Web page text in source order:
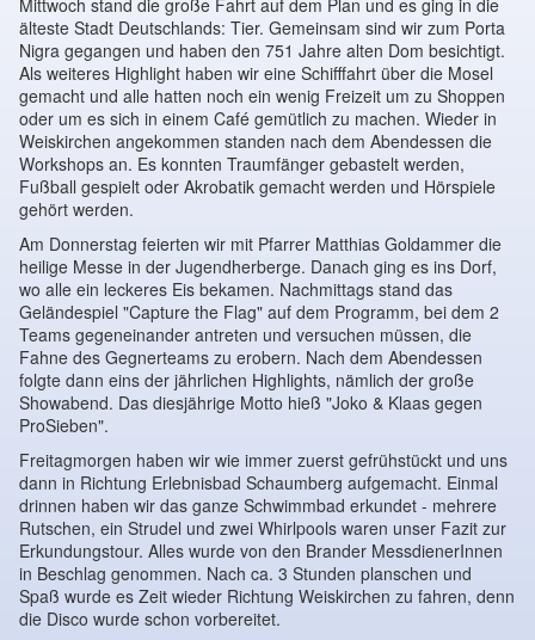
Mittwoch stand die große Fahrt auf dem Plan und es ging in die
älteste Stadt Deutschlands: Tier. Gemeinsam sind wir zum Porta
Nigra gegangen und haben den 751 Jahre alten Dom besichtigt.
Als weiteres Highlight haben wir eine Schifffahrt über die Mosel
gemacht und alle hatten noch ein wenig Freizeit um zu Shoppen
oder um es sich in einem Café gemütlich zu machen. Wieder in
Weiskirchen angekommen standen nach dem Abendessen die
Workshops an. Es konnten Traumfänger gebastelt werden,
Fußball gespielt oder Akrobatik gemacht werden und Hörspiele
gehört werden.
Am Donnerstag feierten wir mit Pfarrer Matthias Goldammer die
heilige Messe in der Jugendherberge. Danach ging es ins Dorf,
wo alle ein leckeres Eis bekamen. Nachmittags stand das
Geländespiel "Capture the Flag" auf dem Programm, bei dem 2
Teams gegeneinander antreten und versuchen müssen, die
Fahne des Gegnerteams zu erobern. Nach dem Abendessen
folgte dann eins der jährlichen Highlights, nämlich der große
Showabend. Das diesjährige Motto hieß "Joko & Klaas gegen
ProSieben".
Freitagmorgen haben wir wie immer zuerst gefrühstückt und uns
dann in Richtung Erlebnisbad Schaumberg aufgemacht. Einmal
drinnen haben wir das ganze Schwimmbad erkundet - mehrere
Rutschen, ein Strudel und zwei Whirlpools waren unser Fazit zur
Erkundungstour. Alles wurde von den Brander MessdienerInnen
in Beschlag genommen. Nach ca. 3 Stunden planschen und
Spaß wurde es Zeit wieder Richtung Weiskirchen zu fahren, denn
die Disco wurde schon vorbereitet.